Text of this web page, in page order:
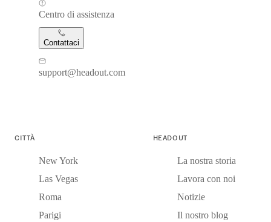
Centro di assistenza
Contattaci
support@headout.com
CITTÀ
New York
Las Vegas
Roma
Parigi
HEADOUT
La nostra storia
Lavora con noi
Notizie
Il nostro blog